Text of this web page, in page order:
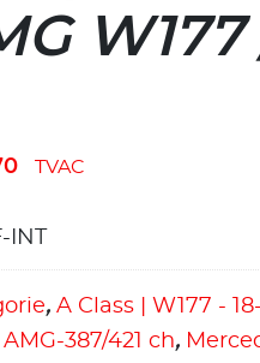
TVAC
,A Class | W177 -
AMG-387/421 ch,